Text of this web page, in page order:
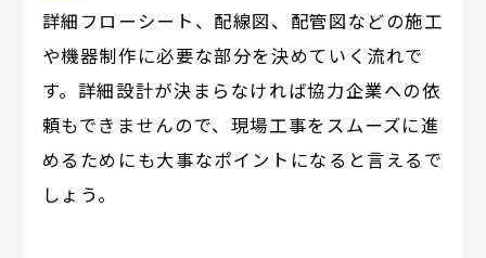
詳細フローシート、配線図、配管図などの施工
や機器制作に必要な部分を決めていく流れで
す。詳細設計が決まらなければ協力企業への依
頼もできませんので、現場工事をスムーズに進
めるためにも大事なポイントになると言えるで
しょう。